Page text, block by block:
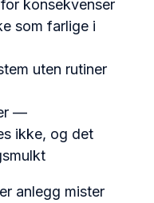
konsekvenser
som farlige i
uten rutiner
—
ikke, og det
anlegg mister